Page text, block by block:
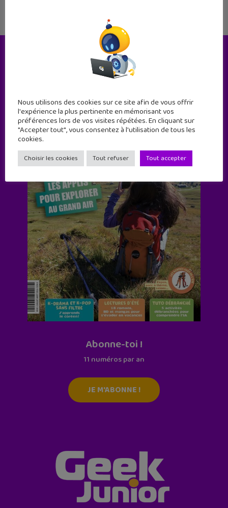
Le magazine
Abonne-toi !
11 numéros par an
JE M'ABONNE !
Nous utilisons des cookies sur ce site afin de vous offrir
l'expérience la plus pertinente en mémorisant vos
préférences lors de vos visites répétées. En cliquant sur
"Accepter tout", vous consentez à l'utilisation de tous les
cookies.
Choisir les cookies Tout refuser Tout accepter